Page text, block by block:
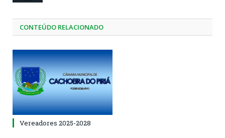
CONTEÚDO RELACIONADO
Vereadores 2025-2028